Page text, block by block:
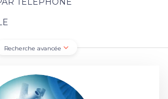
Recherche avancée